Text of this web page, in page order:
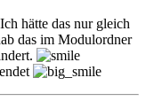
hätte das nur gleich
das im Modulordner